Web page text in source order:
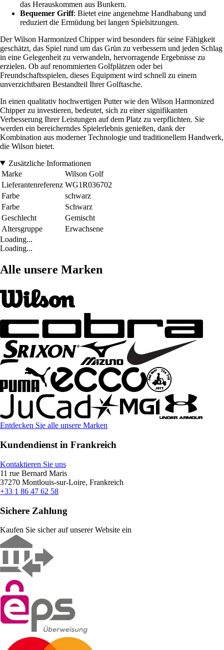
das Herauskommen aus Bunkern.
Bequemer Griff: Bietet eine angenehme Handhabung und
reduziert die Ermüdung bei langen Spielsitzungen.
Der Wilson Harmonized Chipper wird besonders für seine Fähigkeit
geschätzt, das Spiel rund um das Grün zu verbessern und jeden Schlag
in eine Gelegenheit zu verwandeln, hervorragende Ergebnisse zu
erzielen. Ob auf renommierten Golfplätzen oder bei
Freundschaftsspielen, dieses Equipment wird schnell zu einem
unverzichtbaren Bestandteil Ihrer Golftasche.
In einen qualitativ hochwertigen Putter wie den Wilson Harmonized
Chipper zu investieren, bedeutet, sich zu einer signifikanten
Verbesserung Ihrer Leistungen auf dem Platz zu verpflichten. Sie
werden ein bereicherndes Spielerlebnis genießen, dank der
Kombination aus moderner Technologie und traditionellem Handwerk,
die Wilson bietet.
Zusätzliche Informationen
Marke
Wilson Golf
Lieferantenreferenz WG1R036702
Farbe
schwarz
Farbe
Schwarz
Geschlecht
Gemischt
Altersgruppe
Erwachsene
Loading...
Loading...
Alle unsere Marken
Entdecken Sie alle unsere Marken
Kundendienst in Frankreich
Kontaktieren Sie uns
11 rue Bernard Maris
37270 Montlouis-sur-Loire, Frankreich
+33 1 86 47 62 58
Sichere Zahlung
Kaufen Sie sicher auf unserer Website ein